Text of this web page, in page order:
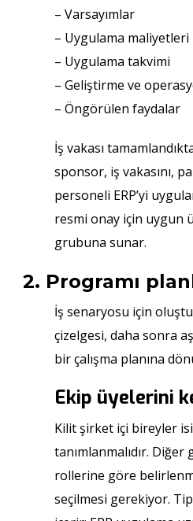
– Varsayımlar
– Uygulama maliyetleri
– Uygulama takvimi
– Geliştirme ve
– Öngörülen faydalar
İş vakası
sponsor, iş vakasını,
personeli ERP’yi
resmi onay için uygun
grubuna sunar.
2. Programı
İş senaryosu için
çizelgesi, daha sonra
bir çalışma planına
Ekip üyelerini
Kilit şirket içi bireyler
tanımlanmalıdır.
rollerine göre
seçilmesi gerekiyor.